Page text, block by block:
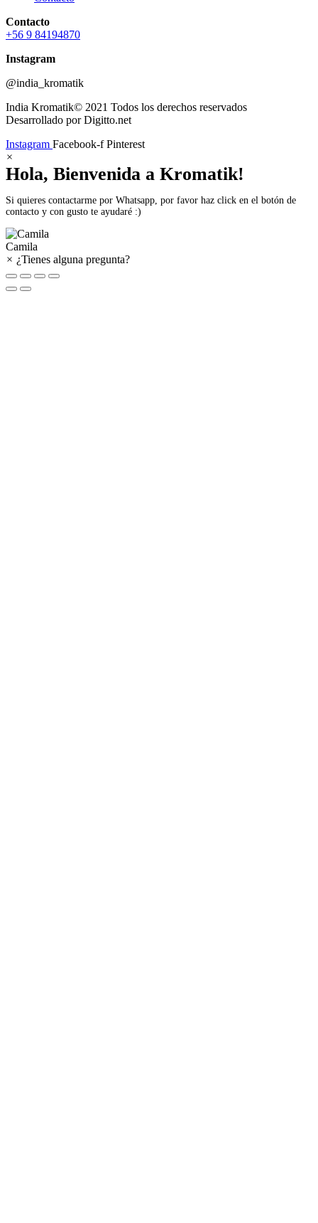
Contacto
+56 9 84194870
Instagram
@india_kromatik
India Kromatik© 2021 Todos los derechos reservados
Desarrollado por Digitto.net
Instagram Facebook-f Pinterest
×
Hola, Bienvenida a Kromatik!
Si quieres contactarme por Whatsapp, por favor haz click en el botón de
contacto y con gusto te ayudaré :)
Camila
× ¿Tienes alguna pregunta?